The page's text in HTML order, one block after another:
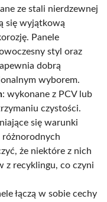
ze stali nierdzewnej
się wyjątkową
Panele
styl oraz
dobrą
wyborem.
: wykonane z PCV lub
czystości.
się warunki
że niektóre z nich
z recyklingu, co czyni
łączą w sobie cechy